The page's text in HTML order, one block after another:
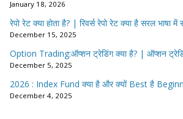
January 18, 2026
रेपो रेट क्या होता है? | रिवर्स रेपो रेट क्या है सरल भाषा
December 15, 2025
Option Trading:ऑप्शन ट्रेडिंग क्या है? | ऑप्शन
December 5, 2025
2026 : Index Fund क्या है और क्यों Best है
December 4, 2025